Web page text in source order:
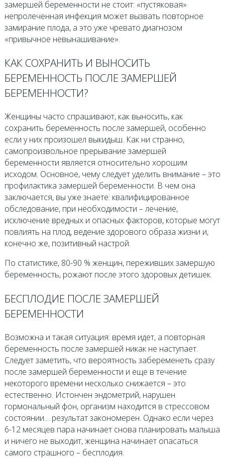
замершей беременности не стоит: «пустяковая»
непролеченная инфекция может вызвать повторное
замирание плода, а это уже чревато диагнозом
«привычное невынашивание».
КАК СОХРАНИТЬ И ВЫНОСИТЬ
БЕРЕМЕННОСТЬ ПОСЛЕ ЗАМЕРШЕЙ
БЕРЕМЕННОСТИ?
Женщины часто спрашивают, как выносить, как
сохранить беременность после замершей, особенно
если у них произошел выкидыш. Как ни странно,
самопроизвольное прерывание замершей
беременности является относительно хорошим
исходом. Основное, чему следует уделить внимание – это
профилактика замершей беременности. В чем она
заключается, вы уже знаете: квалифицированное
обследование, при необходимости – лечение,
исключение вредных и опасных факторов, которые могут
повлиять на плод, ведение здорового образа жизни и,
конечно же, позитивный настрой.
По статистике, 80-90 % женщин, переживших замершую
беременность, рожают после этого здоровых детишек.
БЕСПЛОДИЕ ПОСЛЕ ЗАМЕРШЕЙ
БЕРЕМЕННОСТИ
Возможна и такая ситуация: время идет, а повторная
беременность после замершей никак не наступает.
Следует заметить, что вероятность забеременеть сразу
после замершей беременности и еще в течение
некоторого времени несколько снижается – это
естественно. Истончен эндометрий, нарушен
гормональный фон, организм находится в стрессовом
состоянии… результат закономерен. Однако если через
6-12 месяцев пара начинает снова планировать малыша
и ничего не выходит, женщина начинает опасаться
самого страшного – бесплодия.